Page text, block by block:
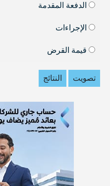
الدفعة المقدمة
الإجراءات
قيمة القرض
تصويت النتائج